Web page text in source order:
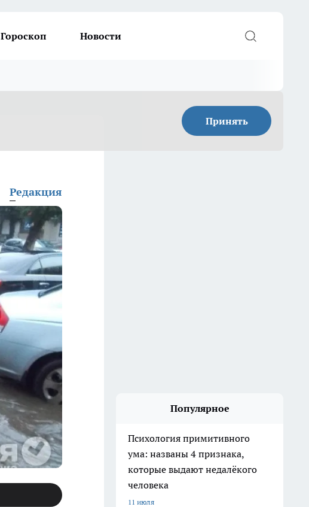
Гороскоп Новости
Принять
Редакция
Популярное
Психология примитивного
ума: названы 4 признака,
которые выдают недалёкого
человека
11 июля